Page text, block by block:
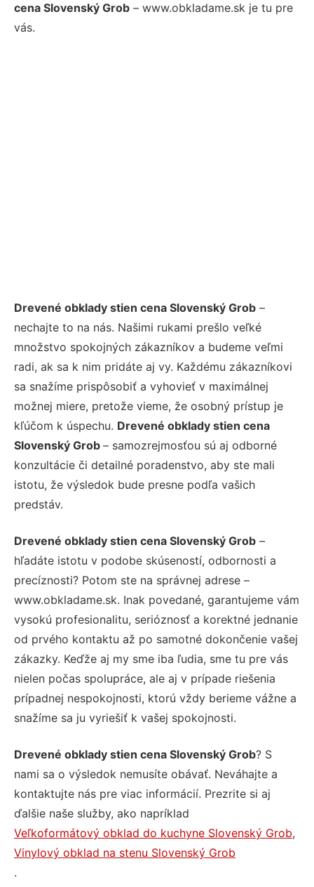
cena Slovenský Grob – www.obkladame.sk je tu pre
vás.
Drevené obklady stien cena Slovenský Grob –
nechajte to na nás. Našimi rukami prešlo veľké
množstvo spokojných zákazníkov a budeme veľmi
radi, ak sa k nim pridáte aj vy. Každému zákazníkovi
sa snažíme prispôsobiť a vyhovieť v maximálnej
možnej miere, pretože vieme, že osobný prístup je
kľúčom k úspechu. Drevené obklady stien cena
Slovenský Grob – samozrejmosťou sú aj odborné
konzultácie či detailné poradenstvo, aby ste mali
istotu, že výsledok bude presne podľa vašich
predstáv.
Drevené obklady stien cena Slovenský Grob –
hľadáte istotu v podobe skúseností, odbornosti a
precíznosti? Potom ste na správnej adrese –
www.obkladame.sk. Inak povedané, garantujeme vám
vysokú profesionalitu, serióznosť a korektné jednanie
od prvého kontaktu až po samotné dokončenie vašej
zákazky. Keďže aj my sme iba ľudia, sme tu pre vás
nielen počas spolupráce, ale aj v prípade riešenia
prípadnej nespokojnosti, ktorú vždy berieme vážne a
snažíme sa ju vyriešiť k vašej spokojnosti.
Drevené obklady stien cena Slovenský Grob? S
nami sa o výsledok nemusíte obávať. Neváhajte a
kontaktujte nás pre viac informácií. Prezrite si aj
ďalšie naše služby, ako napríklad
Veľkoformátový obklad do kuchyne Slovenský Grob,
Vinylový obklad na stenu Slovenský Grob
.